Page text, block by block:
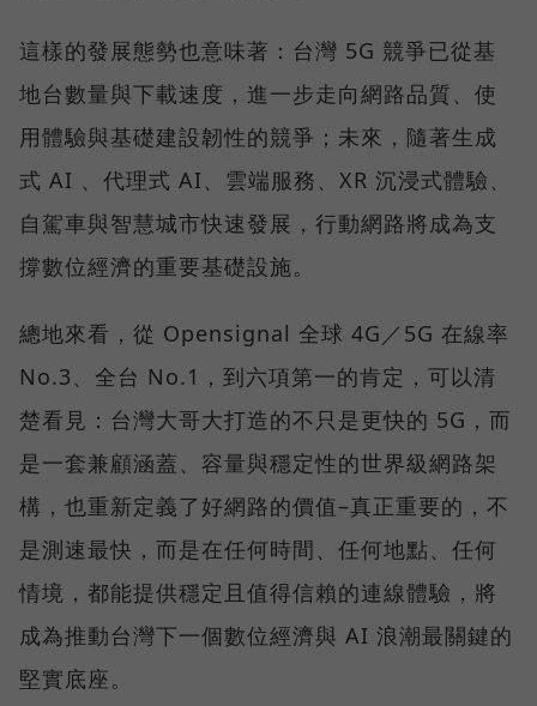
這樣的發展態勢也意味著：台灣 5G 競爭已從基
地台數量與下載速度，進一步走向網路品質、使
用體驗與基礎建設韌性的競爭；未來，隨著生成
式 AI 、代理式 AI、雲端服務、XR 沉浸式體驗、
自駕車與智慧城市快速發展，行動網路將成為支
撐數位經濟的重要基礎設施。
總地來看，從 Opensignal 全球 4G／5G 在線率
No.3、全台 No.1，到六項第一的肯定，可以清
楚看見：台灣大哥大打造的不只是更快的 5G，而
是一套兼顧涵蓋、容量與穩定性的世界級網路架
構，也重新定義了好網路的價值–真正重要的，不
是測速最快，而是在任何時間、任何地點、任何
情境，都能提供穩定且值得信賴的連線體驗，將
成為推動台灣下一個數位經濟與 AI 浪潮最關鍵的
堅實底座。